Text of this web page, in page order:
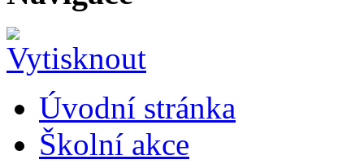
Úvodní stránka
Školní akce